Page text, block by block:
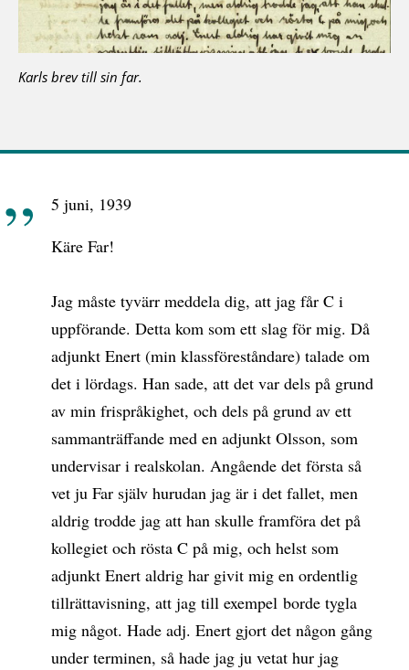
Karls brev till sin far.
5 juni, 1939
Käre Far!
Jag måste tyvärr meddela dig, att jag får C i
uppförande. Detta kom som ett slag för mig. Då
adjunkt Enert (min klassföreståndare) talade om
det i lördags. Han sade, att det var dels på grund
av min frispråkighet, och dels på grund av ett
sammanträffande med en adjunkt Olsson, som
undervisar i realskolan. Angående det första så
vet ju Far själv hurudan jag är i det fallet, men
aldrig trodde jag att han skulle framföra det på
kollegiet och rösta C på mig, och helst som
adjunkt Enert aldrig har givit mig en ordentlig
tillrättavisning, att jag till exempel borde tygla
mig något. Hade adj. Enert gjort det någon gång
under terminen, så hade jag ju vetat hur jag